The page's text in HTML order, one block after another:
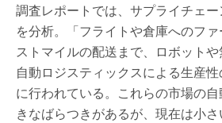
調査レポートでは、サプライチェ
を分析。「フライトや倉庫へのフ
ストマイルの配送まで、ロボット
自動ロジスティックスによる生産
に行われている。これらの市場の
きなばらつきがあるが、現在は小